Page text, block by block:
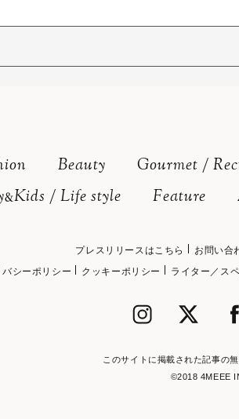
Beauty Gourmet /
&Kids / Life style Feature
プレスリリースはこちら お問い合
バシーポリシー クッキーポリシー ライター／ス
このサイトに掲載された記事の
©2018 4MEEE